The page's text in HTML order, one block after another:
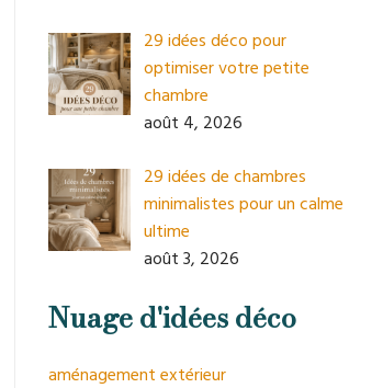
29 idées déco pour
optimiser votre petite
chambre
août 4, 2026
29 idées de chambres
minimalistes pour un calme
ultime
août 3, 2026
Nuage d'idées déco
aménagement extérieur